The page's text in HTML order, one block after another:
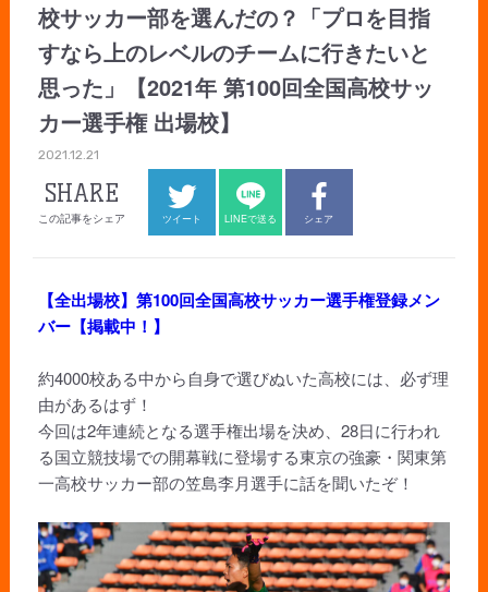
校サッカー部を選んだの？「プロを目指
すなら上のレベルのチームに行きたいと
思った」【2021年 第100回全国高校サッ
カー選手権 出場校】
2021.12.21
SHARE
この記事をシェア ツイート LINEで送る シェア
【全出場校】第100回全国高校サッカー選手権登録メン
バー【掲載中！】
約4000校ある中から自身で選びぬいた高校には、必ず理
由があるはず！
今回は2年連続となる選手権出場を決め、28日に行われ
る国立競技場での開幕戦に登場する東京の強豪・関東第
一高校サッカー部の笠島李月選手に話を聞いたぞ！